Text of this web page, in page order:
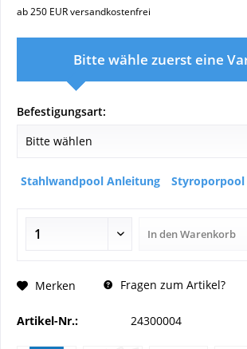
ab 250 EUR versandkostenfrei
Bitte wähle zuerst eine
Befestigungsart:
Stahlwandpool Anleitung
In denWarenkorb
Merken Fragen zum Artikel?
Artikel-Nr.: 24300004